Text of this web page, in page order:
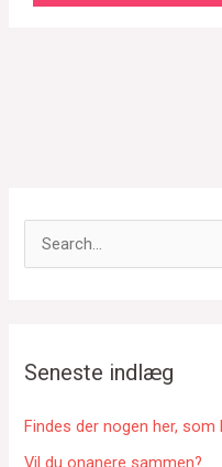
ø
f
e
r
Seneste indlæg
Findes der nogen her,
Vil du onanere sammen?